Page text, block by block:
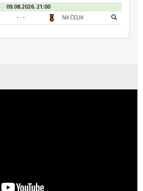
09.08.2026. 21:00
- : - NK ČELIK